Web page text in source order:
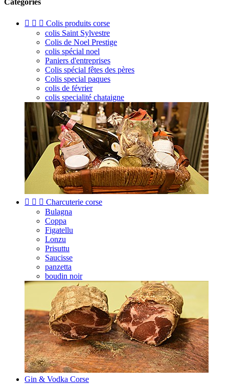
Categories
   Colis produits corse
colis Saint Sylvestre
Colis de Noel Prestige
colis spécial noel
Paniers d'entreprises
Colis spécial fêtes des pères
Colis special paques
colis de février
colis specialité chataigne
   Charcuterie corse
Bulagna
Coppa
Figatellu
Lonzu
Prisuttu
Saucisse
panzetta
boudin noir
Gin & Vodka Corse